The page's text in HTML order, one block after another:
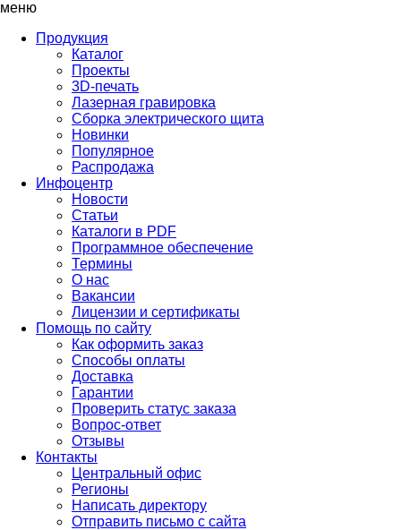
меню
Продукция
Каталог
Проекты
3D-печать
Лазерная гравировка
Сборка электрического щита
Новинки
Популярное
Распродажа
Инфоцентр
Новости
Статьи
Каталоги в PDF
Программное обеспечение
Термины
О нас
Вакансии
Лицензии и сертификаты
Помощь по сайту
Как оформить заказ
Способы оплаты
Доставка
Гарантии
Проверить статус заказа
Вопрос-ответ
Отзывы
Контакты
Центральный офис
Регионы
Написать директору
Отправить письмо с сайта